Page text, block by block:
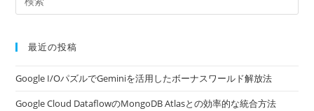
最近の投稿
Google I/OパズルでGeminiを活用したボーナスワールド解放法
Google Cloud DataflowのMongoDB Atlasとの効率的な統合方法